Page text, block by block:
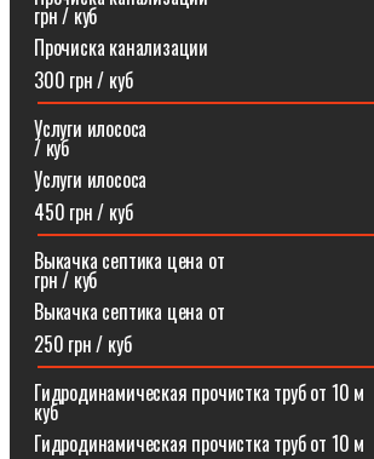
грн / куб
Прочиска канализации
300 грн / куб
Услуги
/ куб
Услуги илососа
450 грн / куб
Выкачка септика цена
грн / куб
Выкачка септика цена от
250 грн / куб
Гидродинамическая прочистка труб от
куб
Гидродинамическая прочистка труб от 10 м